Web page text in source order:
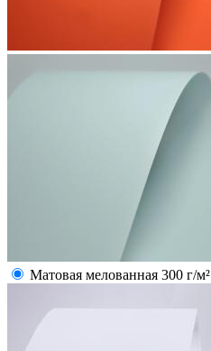
Матовая мелованная 300 г/м²